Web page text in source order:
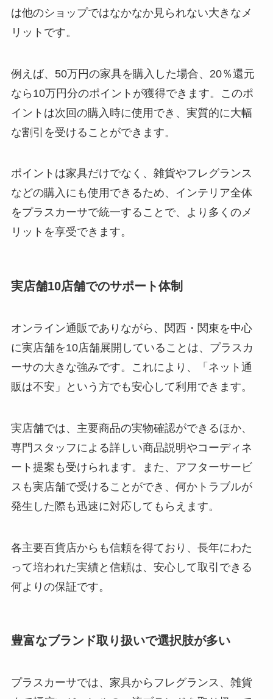
は他のショップではなかなか見られない大きなメ
リットです。
例えば、50万円の家具を購入した場合、20％還元
なら10万円分のポイントが獲得できます。このポ
イントは次回の購入時に使用でき、実質的に大幅
な割引を受けることができます。
ポイントは家具だけでなく、雑貨やフレグランス
などの購入にも使用できるため、インテリア全体
をプラスカーサで統一することで、より多くのメ
リットを享受できます。
実店舗10店舗でのサポート体制
オンライン通販でありながら、関西・関東を中心
に実店舗を10店舗展開していることは、プラスカ
ーサの大きな強みです。これにより、「ネット通
販は不安」という方でも安心して利用できます。
実店舗では、主要商品の実物確認ができるほか、
専門スタッフによる詳しい商品説明やコーディネ
ート提案も受けられます。また、アフターサービ
スも実店舗で受けることができ、何かトラブルが
発生した際も迅速に対応してもらえます。
各主要百貨店からも信頼を得ており、長年にわた
って培われた実績と信頼は、安心して取引できる
何よりの保証です。
豊富なブランド取り扱いで選択肢が多い
プラスカーサでは、家具からフレグランス、雑貨